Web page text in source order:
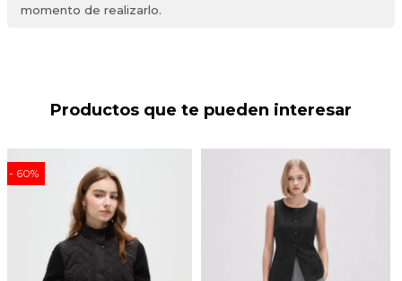
momento de realizarlo.
Productos que te pueden interesar
60